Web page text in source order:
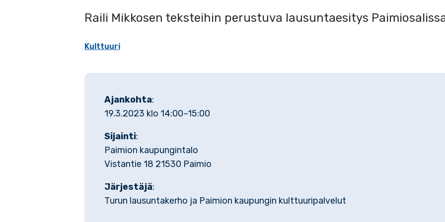
Raili Mikkosen teksteihin perustuva lausuntaesitys
Kulttuuri
Ajankohta:
19.3.2023 klo 14:00–15:00
Sijainti:
Paimion kaupungintalo
Vistantie 18 21530 Paimio
Järjestäjä:
Turun lausuntakerho ja Paimion kaupungin kulttuuripalvelut